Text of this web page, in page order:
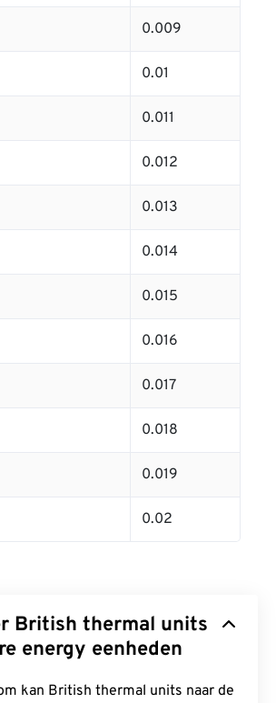
0.009
0.01
0.011
0.012
0.013
0.014
0.015
0.016
0.017
0.018
0.019
0.02
British thermal units
energy eenheden
kan British thermal units naar de